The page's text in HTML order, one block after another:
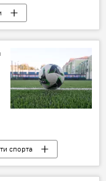
спорта